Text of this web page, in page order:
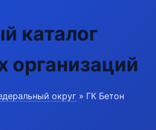
каталог
организаций
округ » ГК Бетон